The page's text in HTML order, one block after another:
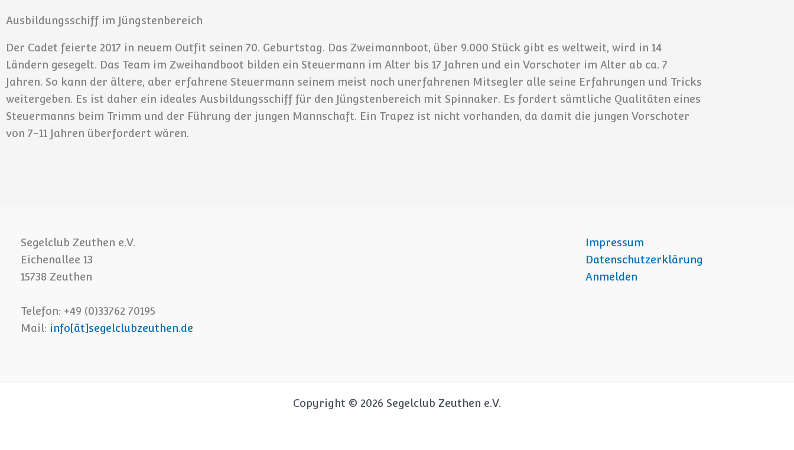
Ausbildungsschiff im Jüngstenbereich
Der Cadet feierte 2017 in neuem Outfit seinen 70. Geburtstag. Das Zweimannboot, über 9.000 Stück gibt es weltweit, wird in 14
Ländern gesegelt. Das Team im Zweihandboot bilden ein Steuermann im Alter bis 17 Jahren und ein Vorschoter im Alter ab ca. 7
Jahren. So kann der ältere, aber erfahrene Steuermann seinem meist noch unerfahrenen Mitsegler alle seine Erfahrungen und Tricks
weitergeben. Es ist daher ein ideales Ausbildungsschiff für den Jüngstenbereich mit Spinnaker. Es fordert sämtliche Qualitäten eines
Steuermanns beim Trimm und der Führung der jungen Mannschaft. Ein Trapez ist nicht vorhanden, da damit die jungen Vorschoter
von 7-11 Jahren überfordert wären.
Segelclub Zeuthen e.V.
Eichenallee 13
15738 Zeuthen
Telefon: +49 (0)33762 70195
Mail: info[ät]segelclubzeuthen.de
Impressum
Datenschutzerklärung
Anmelden
Copyright © 2026 Segelclub Zeuthen e.V.